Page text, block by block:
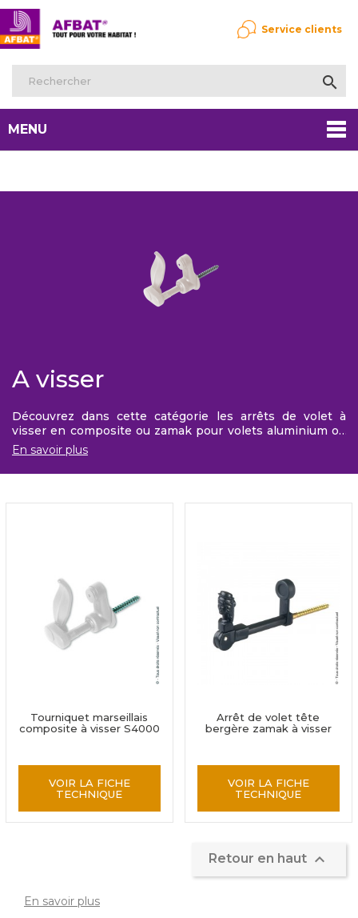

Service clients
MENU
A visser
Découvrez dans cette catégorie les arrêts de volet à
visser en composite ou zamak pour volets aluminium ou
composite.
En savoir plus
Tourniquet marseillais
composite à visser S4000
VOIR LA FICHE
TECHNIQUE
Arrêt de volet tête
bergère zamak à visser
VOIR LA FICHE
TECHNIQUE
Retour en haut 
En savoir plus